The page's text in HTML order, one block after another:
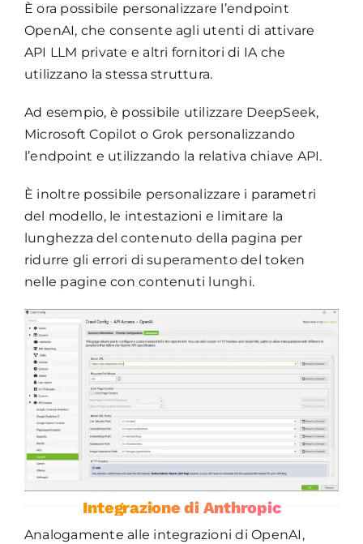
È ora possibile personalizzare l’endpoint
OpenAI, che consente agli utenti di attivare
API LLM private e altri fornitori di IA che
utilizzano la stessa struttura.
Ad esempio, è possibile utilizzare DeepSeek,
Microsoft Copilot o Grok personalizzando
l’endpoint e utilizzando la relativa chiave API.
È inoltre possibile personalizzare i parametri
del modello, le intestazioni e limitare la
lunghezza del contenuto della pagina per
ridurre gli errori di superamento del token
nelle pagine con contenuti lunghi.
Integrazione di Anthropic
Analogamente alle integrazioni di OpenAI,